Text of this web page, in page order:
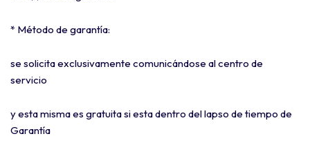
* Método de garantía:
se solicita exclusivamente comunicándose al centro de
servicio
y esta misma es gratuita si esta dentro del lapso de tiempo de
Garantía